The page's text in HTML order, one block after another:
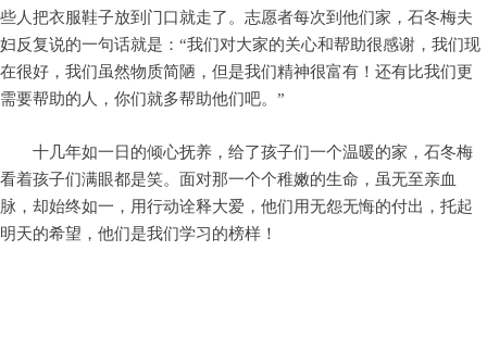
些人把衣服鞋子放到门口就走了。志愿者每次到他们家，石冬梅夫
妇反复说的一句话就是：“我们对大家的关心和帮助很感谢，我们现
在很好，我们虽然物质简陋，但是我们精神很富有！ 还有比我们更
需要帮助的人，你们就多帮助他们吧。 ”
十几年如一日的倾心抚养，给了孩子们一个温暖的家，石冬梅
看着孩子们满眼都是笑。面对那一个个稚嫩的生命，虽无至亲血
脉，却始终如一，用行动诠释大爱，他们用无怨无悔的付出，托起
明天的希望，他们是我们学习的榜样！